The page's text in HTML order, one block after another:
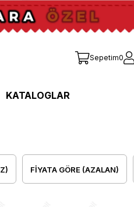
Sepetim0
KATALOGLAR
FIYATA GÖRE (AZALAN)